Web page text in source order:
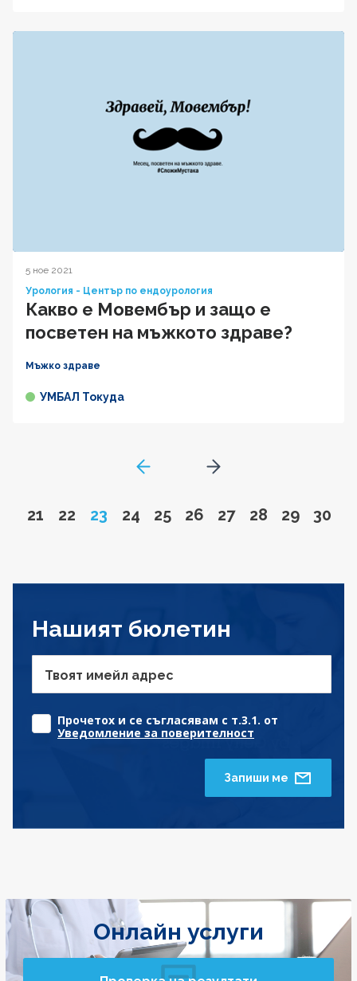
5 ное 2021
Урология - Център по ендоурология
Какво е Мовембър и защо е
посветен на мъжкото здраве?
Мъжко здраве
УМБАЛ Токуда
GoToPreviousPage
Go to page
21 Go to page
22 Page
23 Go to page
24 Go to page
25 Go to page
26 Go to page
27 Go to page
28 Go to
29 Go
30
Go to next page
Нашият бюлетин
Твоят имейл адрес
Прочетох и се съгласявам с т.3.1. от
Уведомление за поверителност
Запиши ме
Онлайн услуги